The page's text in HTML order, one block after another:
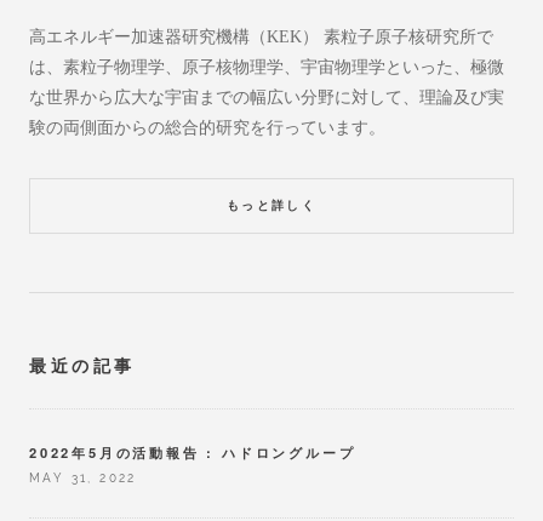
高エネルギー加速器研究機構（KEK） 素粒子原子核研究所で
は、素粒子物理学、原子核物理学、宇宙物理学といった、極微
な世界から広大な宇宙までの幅広い分野に対して、理論及び実
験の両側面からの総合的研究を行っています。
もっと詳しく
最近の記事
2022年5月の活動報告 : ハドロングループ
MAY 31, 2022